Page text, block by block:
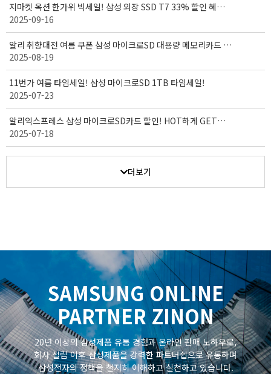
지마켓 옥션 한가위 빅세일! 삼성 외장 SSD T7 33% 할인 혜택!
( 9/15 - 10/03 )
2025-09-16
알리 취향대전 여름 쿠폰 삼성 마이크로SD 대용량 메모리카드 세
일! (08.18~08.27)
2025-08-19
11번가 여름 타임세일! 삼성 마이크로SD 1TB 타임세일!
2025-07-23
알리익스프레스 삼성 마이크로SD카드 할인! HOT하게 GET하
자! (7월 14일 ~ 7월 20일)
2025-07-18
더보기
SAMSUNG ONLINE
PARTNER ZINON
20년 이상의 삼성제품 유통 경험과 온라인 판매 노하우로,
회사 설립 이후 삼성제품을 강력한 파트너쉽으로 유통하며
삼성전자의 정책을 철저히 이해하고 실천하고 있습니다.